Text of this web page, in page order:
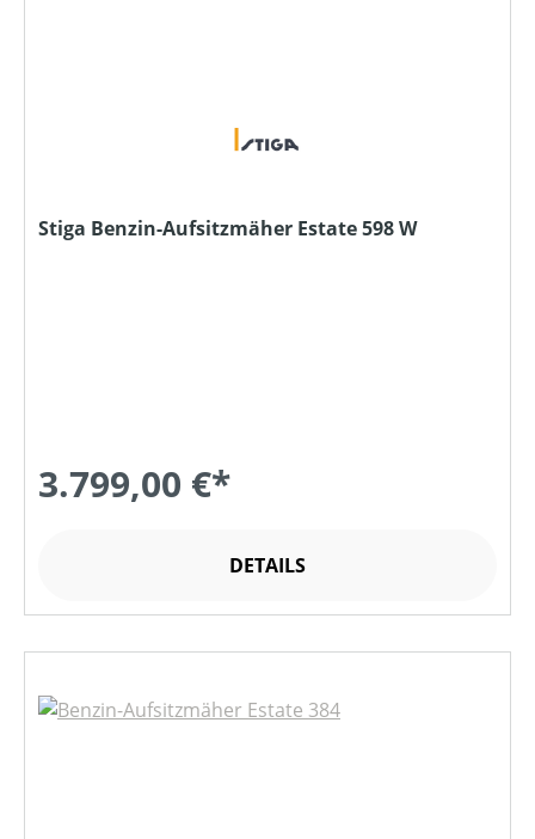
Stiga Benzin-Aufsitzmäher Estate 598 W
3.799,00 €*
DETAILS